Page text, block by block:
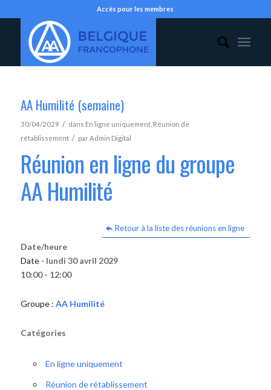
Accès pour les membres
AA Humilité (semaine)
30/04/2029 / dans En ligne uniquement, Réunion de
rétablissement / parAdmin Digital
Réunion en ligne du groupe
AA Humilité
Retour à la liste des réunions en ligne
Date/heure
Date - lundi 30 avril 2029
10:00 - 12:00
Groupe : AA Humilité
Catégories
En ligne uniquement
Réunion de rétablissement